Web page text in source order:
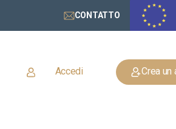
CONTATTO
Accedi Crea un